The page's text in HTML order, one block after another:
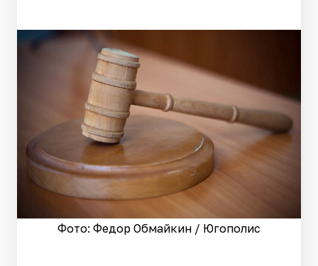
Фото: Федор Обмайкин / Югополис